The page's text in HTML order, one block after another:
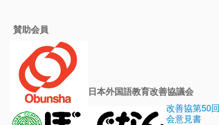
賛助会員
日本外国語教育改善協議会
改善協第50
会意見書